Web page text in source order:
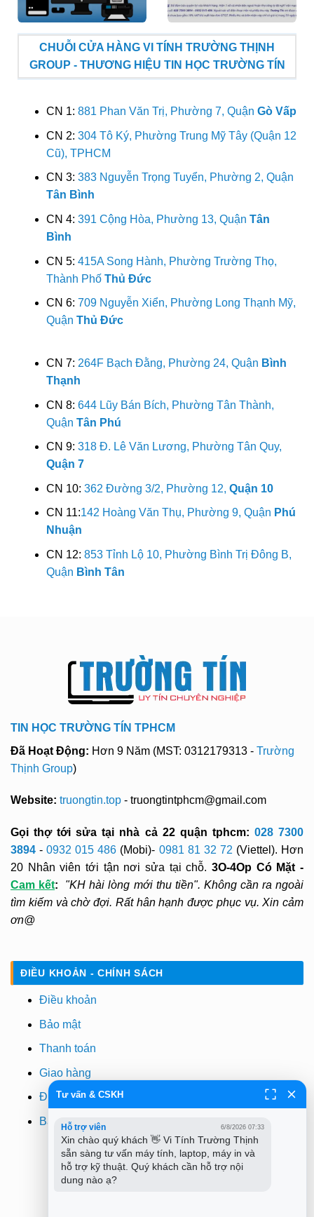
CHUỖI CỬA HÀNG VI TÍNH TRƯỜNG THỊNH
GROUP - THƯƠNG HIỆU TIN HỌC TRƯỜNG TÍN
CN 1: 881 Phan Văn Trị, Phường 7, Quận Gò Vấp
CN 2: 304 Tô Ký, Phường Trung Mỹ Tây (Quận 12
Cũ), TPHCM
CN 3: 383 Nguyễn Trọng Tuyển, Phường 2, Quận
Tân Bình
CN 4: 391 Cộng Hòa, Phường 13, Quận Tân
Bình
CN 5: 415A Song Hành, Phường Trường Thọ,
Thành Phố Thủ Đức
CN 6: 709 Nguyễn Xiển, Phường Long Thạnh Mỹ,
Quận Thủ Đức
CN 7: 264F Bạch Đằng, Phường 24, Quận Bình
Thạnh
CN 8: 644 Lũy Bán Bích, Phường Tân Thành,
Quận Tân Phú
CN 9: 318 Đ. Lê Văn Lương, Phường Tân Quy,
Quận 7
CN 10: 362 Đường 3/2, Phường 12, Quận 10
CN 11:142 Hoàng Văn Thụ, Phường 9, Quận Phú
Nhuận
CN 12: 853 Tỉnh Lộ 10, Phường Bình Trị Đông B,
Quận Bình Tân
TIN HỌC TRƯỜNG TÍN TPHCM
Đã Hoạt Động: Hơn 9 Năm (MST: 0312179313 - Trường
Thịnh Group)
Website: truongtin.top - truongtintphcm@gmail.com
Gọi thợ tới sửa tại nhà cả 22 quận tphcm: 028 7300
3894-0932 015 486 (Mobi)- 0981 81 32 72 (Viettel). Hơn
20 Nhân viên tới tận nơi sửa tại chỗ. 3O-4Op Có Mặt -
Cam kết:
"KH hài lòng mới thu tiền". Không cần ra ngoài
tìm kiếm và chờ đợi. Rất hân hạnh được phục vụ. Xin cảm
ơn@
ĐIỀU KHOẢN - CHÍNH SÁCH
Điều khoản
Bảo mật
Thanh toán
Giao hàng
Đổi trả
Bảo hành
Tư vấn & CSKH
Hỗ trợ viên 6/8/2026 07:33
Xin chào quý khách 👋 Vi Tính Trường Thịnh
sẵn sàng tư vấn máy tính, laptop, máy in và
hỗ trợ kỹ thuật. Quý khách cần hỗ trợ nội
dung nào ạ?